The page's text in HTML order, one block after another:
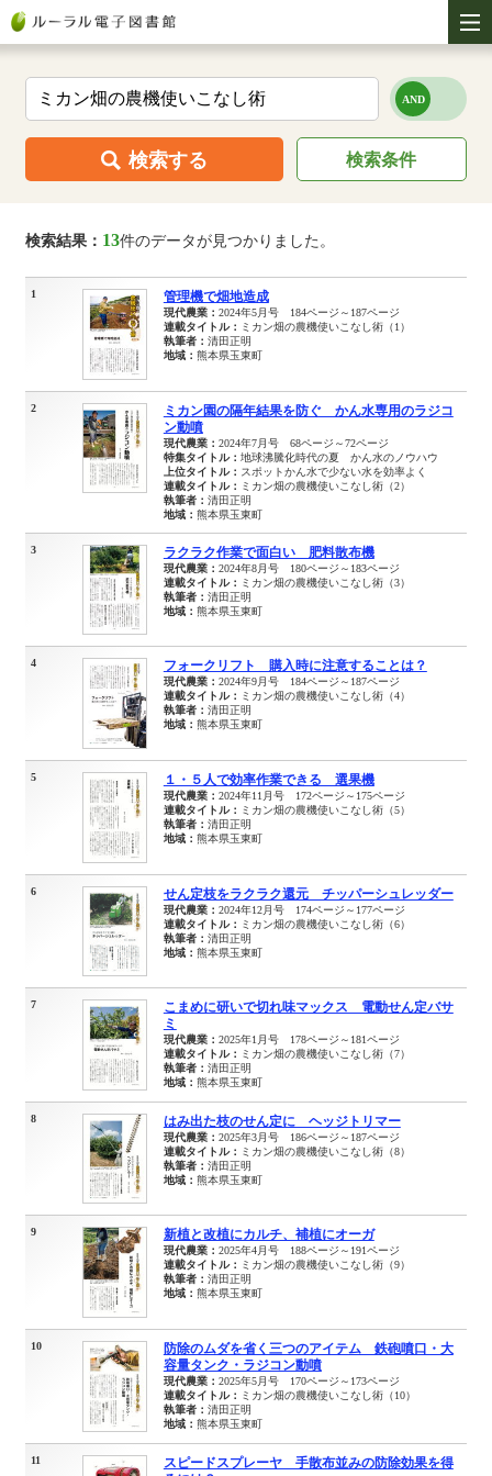
検索する 検索条件
検索結果： 13件のデータが見つかりました。
1 管理機で畑地造成
現代農業： 2024年5月号 184ページ～187ページ
連載タイトル： ミカン畑の農機使いこなし術（1）
執筆者： 清田正明
地域： 熊本県玉東町
2
ミカン園の隔年結果を防ぐ かん水専用のラジコ
ン動噴
現代農業： 2024年7月号 68ページ～72ページ
特集タイトル： 地球沸騰化時代の夏 かん水のノウハウ
上位タイトル： スポットかん水で少ない水を効率よく
連載タイトル： ミカン畑の農機使いこなし術（2）
執筆者： 清田正明
地域： 熊本県玉東町
3 ラクラク作業で面白い 肥料散布機
現代農業： 2024年8月号 180ページ～183ページ
連載タイトル： ミカン畑の農機使いこなし術（3）
執筆者： 清田正明
地域： 熊本県玉東町
4 フォークリフト 購入時に注意することは？
現代農業： 2024年9月号 184ページ～187ページ
連載タイトル： ミカン畑の農機使いこなし術（4）
執筆者： 清田正明
地域： 熊本県玉東町
5 １・５人で効率作業できる 選果機
現代農業： 2024年11月号 172ページ～175ページ
連載タイトル： ミカン畑の農機使いこなし術（5）
執筆者： 清田正明
地域： 熊本県玉東町
6 せん定枝をラクラク還元 チッパーシュレッダー
現代農業： 2024年12月号 174ページ～177ページ
連載タイトル： ミカン畑の農機使いこなし術（6）
執筆者： 清田正明
地域： 熊本県玉東町
7
こまめに研いで切れ味マックス 電動せん定バサ
ミ
現代農業： 2025年1月号 178ページ～181ページ
連載タイトル： ミカン畑の農機使いこなし術（7）
執筆者： 清田正明
地域： 熊本県玉東町
8 はみ出た枝のせん定に ヘッジトリマー
現代農業： 2025年3月号 186ページ～187ページ
連載タイトル： ミカン畑の農機使いこなし術（8）
執筆者： 清田正明
地域： 熊本県玉東町
9 新植と改植にカルチ、補植にオーガ
現代農業： 2025年4月号 188ページ～191ページ
連載タイトル： ミカン畑の農機使いこなし術（9）
執筆者： 清田正明
地域： 熊本県玉東町
10
防除のムダを省く三つのアイテム 鉄砲噴口・大
容量タンク・ラジコン動噴
現代農業： 2025年5月号 170ページ～173ページ
連載タイトル： ミカン畑の農機使いこなし術（10）
執筆者： 清田正明
地域： 熊本県玉東町
11
スピードスプレーヤ 手散布並みの防除効果を得